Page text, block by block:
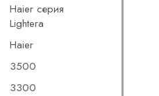
Haier серия
Lightera
Haier
3500
3300